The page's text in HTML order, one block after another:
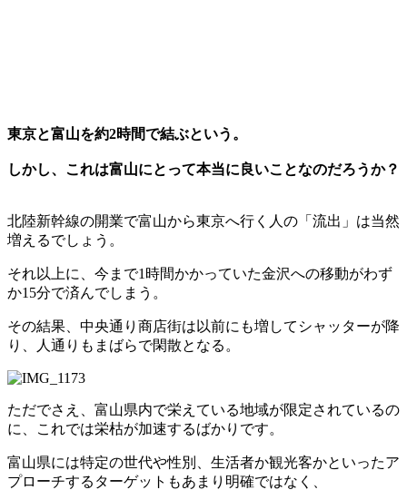
東京と富山を約2時間で結ぶという。
しかし、これは富山にとって本当に良いことなのだろうか？
北陸新幹線の開業で富山から東京へ行く人の「流出」は当然
増えるでしょう。
それ以上に、今まで1時間かかっていた金沢への移動がわず
か15分で済んでしまう。
その結果、中央通り商店街は以前にも増してシャッターが降
り、人通りもまばらで閑散となる。
ただでさえ、富山県内で栄えている地域が限定されているの
に、これでは栄枯が加速するばかりです。
富山県には特定の世代や性別、生活者か観光客かといったア
プローチするターゲットもあまり明確ではなく、